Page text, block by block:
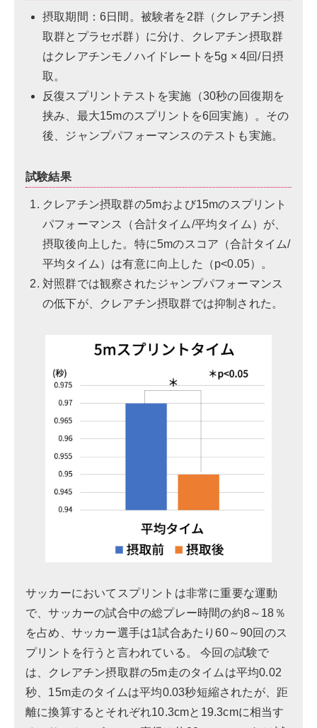
摂取期間：6日間。被験者を2群（クレアチン摂
取群とプラセボ群）に分け、クレアチン摂取群
はクレアチンモノハイドレートを5g × 4回/日摂
取。
反復スプリントテストを実施（30秒の回復期を
挟み、最大15mのスプリントを6回実施）。その
後、ジャンプパフォーマンスのテストも実施。
試験結果
クレアチン摂取群の5mおよび15mのスプリント
パフォーマンス（合計タイム/平均タイム）が、
摂取後向上した。特に5mのスコア（合計タイム/
平均タイム）は有意に向上した（p<0.05）。
対照群では観察されたジャンプパフォーマンス
の低下が、クレアチン摂取群では抑制された。
サッカーにおいてスプリントは非常に重要な運動
で、サッカーの試合中の総プレー時間の約8～18％
を占め、サッカー選手は1試合あたり60～90回のス
プリントを行うと言われている。 今回の試験で
は、クレアチン摂取群の5m走のタイムは平均0.02
秒、15m走のタイムは平均0.03秒短縮されたが、距
離に換算するとそれぞれ10.3cmと19.3cmに相当す